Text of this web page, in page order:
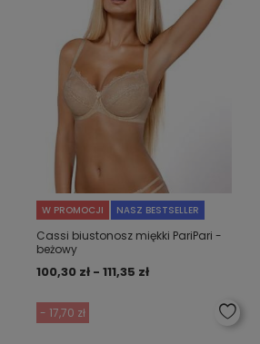
W PROMOCJI NASZ BESTSELLER
Cassi biustonosz miękki PariPari -
beżowy
100,30 zł - 111,35 zł
- 17,70 zł